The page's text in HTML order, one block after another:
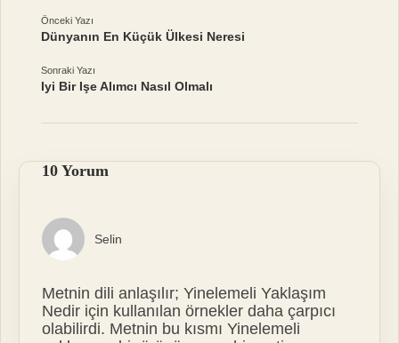
Önceki Yazı
Dünyanın En Küçük Ülkesi Neresi
Sonraki Yazı
Iyi Bir Işe Alımcı Nasıl Olmalı
10 Yorum
Selin
Metnin dili anlaşılır; Yinelemeli Yaklaşım
Nedir için kullanılan örnekler daha çarpıcı
olabilirdi. Metnin bu kısmı Yinelemeli